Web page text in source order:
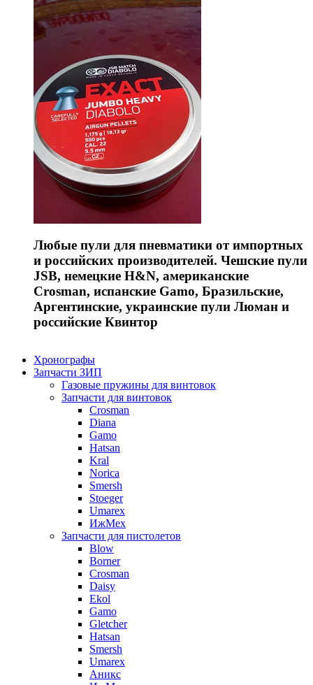
Любые пули для пневматики от импортных
и российских производителей. Чешские пули
JSB, немецкие H&N, американские
Crosman, испанские Gamo, Бразильские,
Аргентинские, украинские пули Люман и
российские Квинтор
Хронографы
Запчасти ЗИП
Газовые пружины для винтовок
Запчасти для винтовок
Crosman
Diana
Gamo
Hatsan
Kral
Norica
Smersh
Stoeger
Umarex
ИжМех
Запчасти для пистолетов
Blow
Borner
Crosman
Daisy
Ekol
Gamo
Gletcher
Hatsan
Smersh
Umarex
Аникс